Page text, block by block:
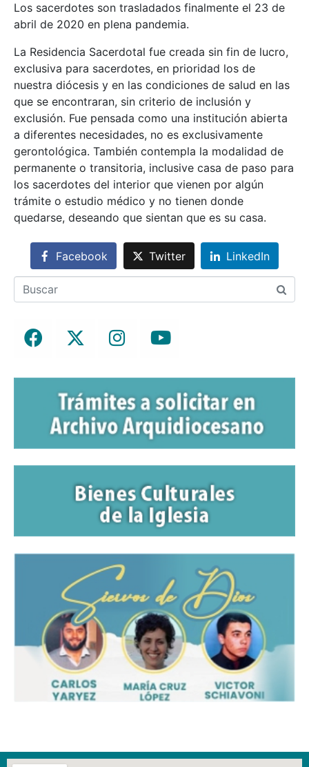
Los sacerdotes son trasladados finalmente el 23 de
abril de 2020 en plena pandemia.
La Residencia Sacerdotal fue creada sin fin de lucro,
exclusiva para sacerdotes, en prioridad los de
nuestra diócesis y en las condiciones de salud en las
que se encontraran, sin criterio de inclusión y
exclusión. Fue pensada como una institución abierta
a diferentes necesidades, no es exclusivamente
gerontológica. También contempla la modalidad de
permanente o transitoria, inclusive casa de paso para
los sacerdotes del interior que vienen por algún
trámite o estudio médico y no tienen donde
quedarse, deseando que sientan que es su casa.
Facebook Twitter LinkedIn